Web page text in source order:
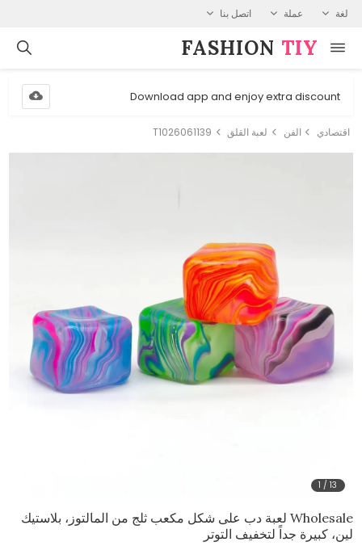
لغة عملة اتصل بنا
FASHION⁠ TIY
Download app and enjoy extra discount
اقتصادي الفن لعبة القلق T1026061139
1 /13
Wholesale لعبة دب على شكل مكعب ثلج من المالتوز، بلاستيك
لين، كبيرة جداً لتخفيف التوتر